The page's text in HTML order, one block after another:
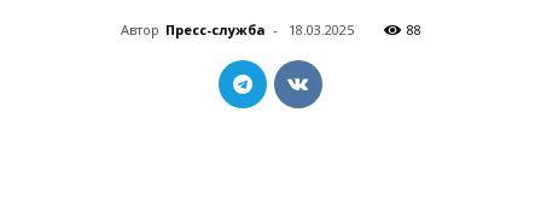
Автор Пресс-служба - 18.03.2025 88